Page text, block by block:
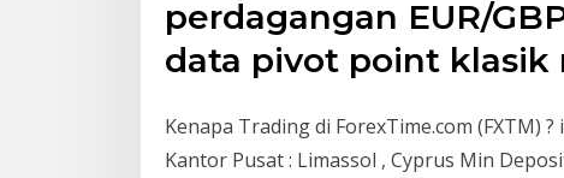
perdagangan EUR/
data pivot point klasik
Kenapa Trading di ForexTime.com (FXTM)
Kantor Pusat : Limassol , Cyprus Min